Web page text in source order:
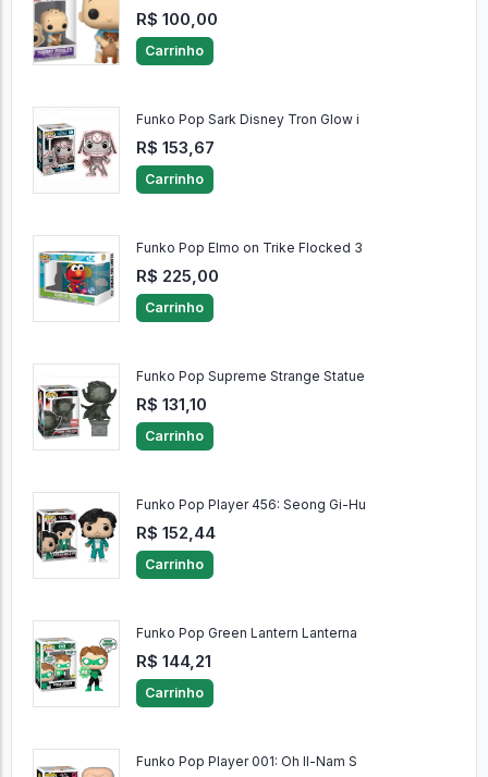
R$ 100,00
Carrinho
Funko Pop Sark Disney Tron Glow i
R$ 153,67
Carrinho
Funko Pop Elmo on Trike Flocked 3
R$ 225,00
Carrinho
Funko Pop Supreme Strange Statue
R$ 131,10
Carrinho
Funko Pop Player 456: Seong Gi-Hu
R$ 152,44
Carrinho
Funko Pop Green Lantern Lanterna
R$ 144,21
Carrinho
Funko Pop Player 001: Oh Il-Nam S